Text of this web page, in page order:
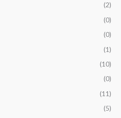
(2)
(0)
(0)
(1)
(10)
(0)
(11)
(5)